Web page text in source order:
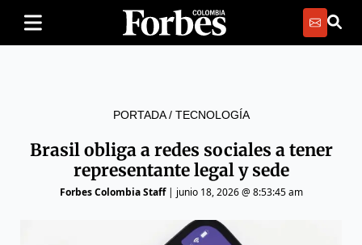
PORTADA/ TECNOLOGÍA
Brasil obliga a redes sociales a tener
representante legal y sede
Forbes Colombia Staff| junio 18, 2026 @ 8:53:45 am